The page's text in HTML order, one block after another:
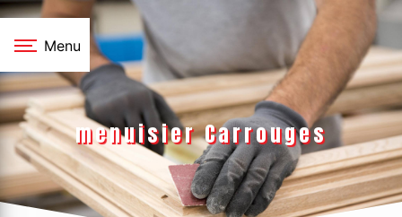
Panneau de gestion des cookies
Menu
menuisier Carrouges